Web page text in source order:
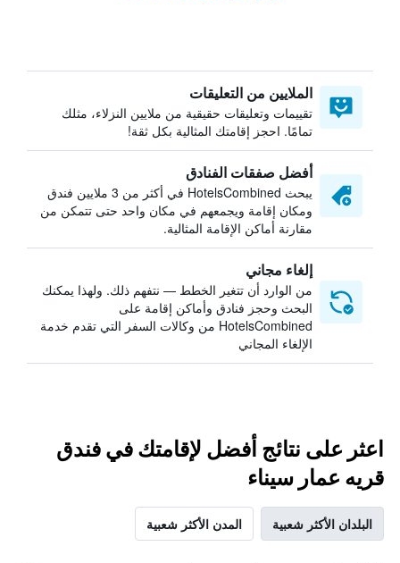
الملايين من التعليقات
تقييمات وتعليقات حقيقية من ملايين النزلاء، مثلك
تمامًا. احجز إقامتك المثالية بكل ثقة!
أفضل صفقات الفنادق
يبحث HotelsCombined في أكثر من 3 ملايين فندق
ومكان إقامة ويجمعهم في مكان واحد حتى تتمكن من
مقارنة أماكن الإقامة المثالية.
إلغاء مجاني
من الوارد أن تتغير الخطط — نتفهم ذلك. ولهذا يمكنك
البحث وحجز فنادق وأماكن إقامة على
HotelsCombined من وكالات السفر التي تقدم خدمة
الإلغاء المجاني
اعثر على نتائج أفضل لإقامتك في فندق
قريه عمار سيناء
البلدان الأكثر شعبية المدن الأكثر شعبية